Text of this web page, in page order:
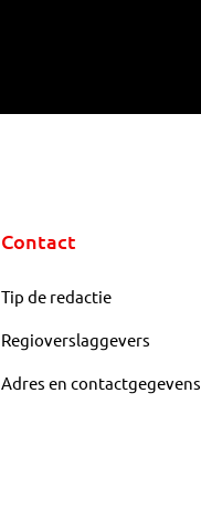
Contact
Tip de redactie
Regioverslaggevers
Adres en contactgegevens